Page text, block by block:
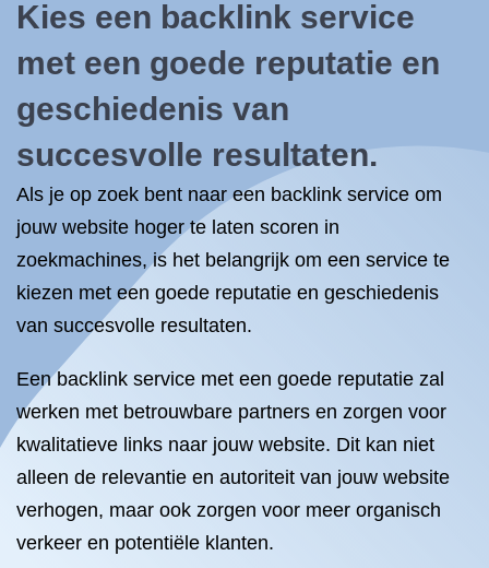
Kies een backlink service
met een goede reputatie en
geschiedenis van
succesvolle resultaten.
Als je op zoek bent naar een backlink service om
jouw website hoger te laten scoren in
zoekmachines, is het belangrijk om een service te
kiezen met een goede reputatie en geschiedenis
van succesvolle resultaten.
Een backlink service met een goede reputatie zal
werken met betrouwbare partners en zorgen voor
kwalitatieve links naar jouw website. Dit kan niet
alleen de relevantie en autoriteit van jouw website
verhogen, maar ook zorgen voor meer organisch
verkeer en potentiële klanten.